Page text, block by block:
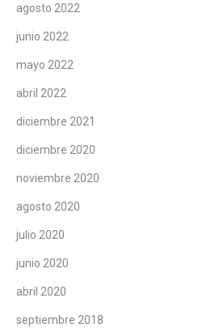
agosto 2022
junio 2022
mayo 2022
abril 2022
diciembre 2021
diciembre 2020
noviembre 2020
agosto 2020
julio 2020
junio 2020
abril 2020
septiembre 2018